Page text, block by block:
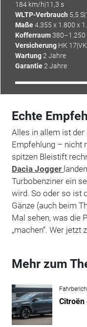
184 km/h|11,3 s
WLTP-Verbrauch 5,5
Maße4.355 x 1.800 x
Kofferraum380–1.250
VersicherungHK
Wartung2 Jahre
Garantie2 Jahre
Echte
Alles in allem ist der
Empfehlung – nicht
spitzen Bleistift
Dacia Jogger
Turbobenziner ein
wird. So oder so ist
Gänze (auch beim
Mal sehen, was die
„machen“. Wer
Mehr zum
Citroën